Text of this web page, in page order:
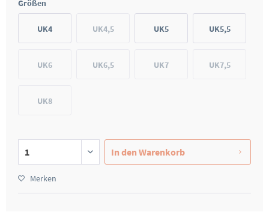
Größen
UK4 UK4,5 UK5 UK5,5
UK6 UK6,5 UK7 UK7,5
UK8
In den Warenkorb
Merken